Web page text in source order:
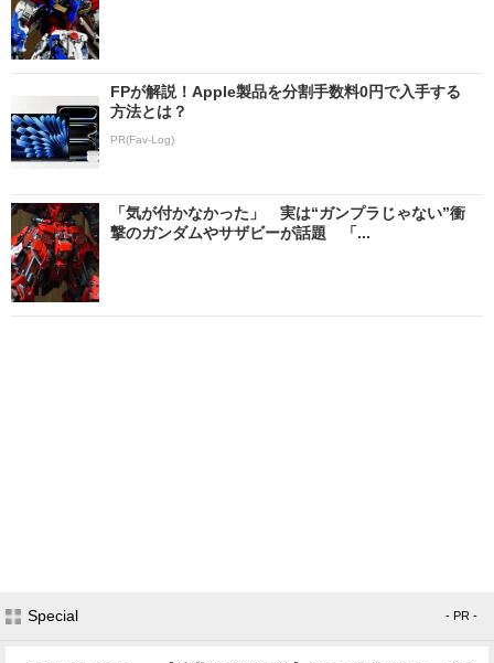
FPが解説！Apple製品を分割手数料0円で入手する
方法とは？
PR(Fav-Log)
「気が付かなかった」 実は“ガンプラじゃない”衝
撃のガンダムやサザビーが話題 「...
Special - PR -